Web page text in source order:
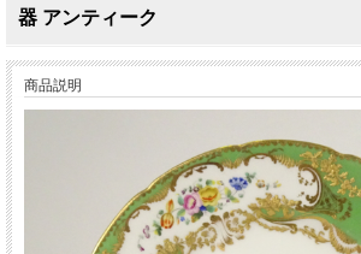
器 アンティーク
商品説明